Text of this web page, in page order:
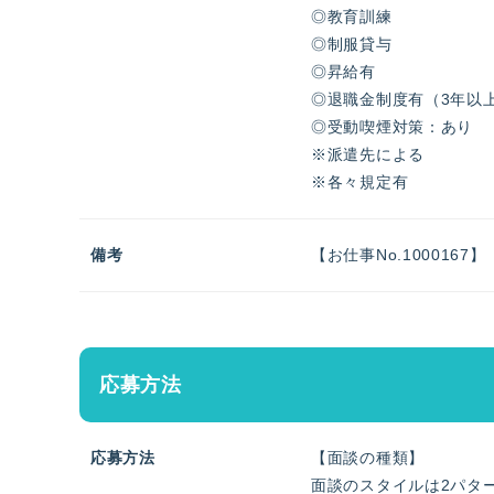
◎教育訓練
◎制服貸与
◎昇給有
◎退職金制度有（3年以上
◎受動喫煙対策：あり
※派遣先による
※各々規定有
備考 【お仕事No.1000167】
応募方法
応募方法
【面談の種類】
面談のスタイルは2パタ